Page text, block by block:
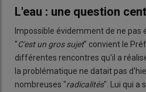
L'eau : une question
Impossible évidemment de ne pas
"C'est un gros sujet" convient le
différentes rencontres qu'il a
la problématique ne datait pas
nombreuses "radicalités". Lui qui a